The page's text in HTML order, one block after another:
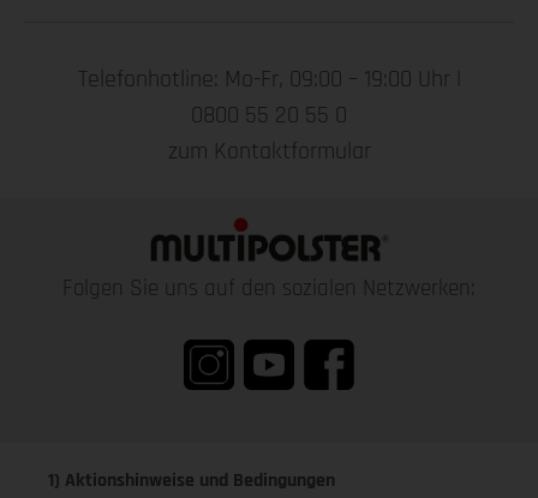
Telefonhotline: Mo-Fr, 09:00 – 19:00 Uhr |
0800 55 20 55 0
zum Kontaktformular
Folgen Sie uns auf den sozialen Netzwerken:
1) Aktionshinweise und Bedingungen